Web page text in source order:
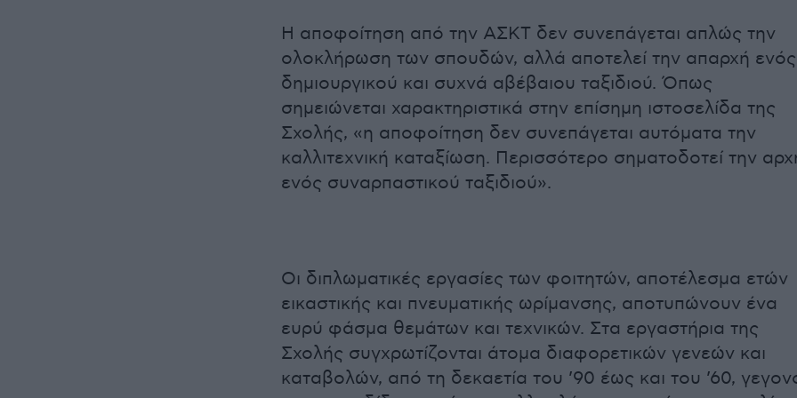
Η αποφοίτηση από την ΑΣΚΤ δεν συνεπάγεται απλώς την
ολοκλήρωση των σπουδών, αλλά αποτελεί την απαρχή ενός
δημιουργικού και συχνά αβέβαιου ταξιδιού. Όπως
σημειώνεται χαρακτηριστικά στην επίσημη ιστοσελίδα της
Σχολής, «η αποφοίτηση δεν συνεπάγεται αυτόματα την
καλλιτεχνική καταξίωση. Περισσότερο σηματοδοτεί την
ενός συναρπαστικού ταξιδιού».
Οι διπλωματικές εργασίες των φοιτητών, αποτέλεσμα ετών
εικαστικής και πνευματικής ωρίμανσης, αποτυπώνουν ένα
ευρύ φάσμα θεμάτων και τεχνικών. Στα εργαστήρια της
Σχολής συγχρωτίζονται άτομα διαφορετικών γενεών και
καταβολών, από τη δεκαετία του ’90 έως και του ’60,